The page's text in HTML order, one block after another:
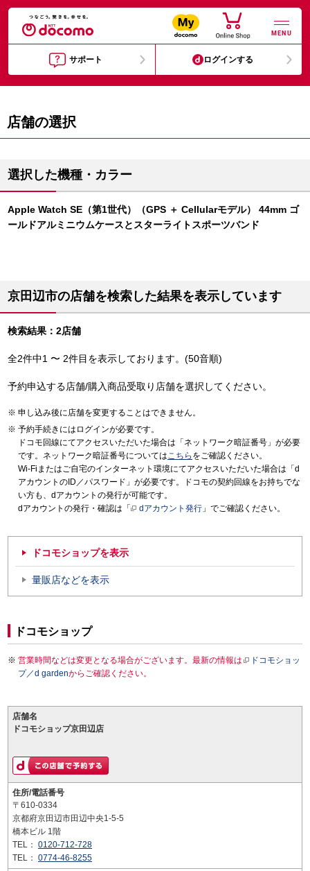
MENU
サポート ログインする
店舗の選択
選択した機種・カラー
Apple Watch SE（第1世代）（GPS ＋ Cellularモデル） 44mm ゴ
ールドアルミニウムケースとスターライトスポーツバンド
京田辺市の店舗を検索した結果を表示しています
検索結果：2店舗
全2件中1 〜 2件目を表示しております。(50音順)
予約申込する店舗/購入商品受取り店舗を選択してください。
申し込み後に店舗を変更することはできません。
予約手続きにはログインが必要です。
ドコモ回線にてアクセスいただいた場合は「ネットワーク暗証番号」が必要
です。ネットワーク暗証番号についてはこちら をご確認ください。
Wi-Fiまたはご自宅のインターネット環境にてアクセスいただいた場合は「d
アカウントのID／パスワード」が必要です。ドコモの契約回線をお持ちでな
い方も、dアカウントの発行が可能です。
dアカウントの発行・確認は「
dアカウント発行 」でご確認ください。
ドコモショップを表示
量販店などを表示
ドコモショップ
営業時間などは変更となる場合がございます。最新の情報は
ドコモショッ
プ／d gardenからご確認ください。
店舗名
ドコモショップ京田辺店
住所/電話番号
〒610-0334
京都府京田辺市田辺中央1-5-5
橋本ビル 1階
TEL： 0120-712-728
TEL： 0774-46-8255